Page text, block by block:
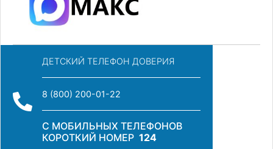
ДЕТСКИЙ ТЕЛЕФОН ДОВЕРИЯ
8 (800) 200-01-22
С МОБИЛЬНЫХ ТЕЛЕФОНОВ
КОРОТКИЙ НОМЕР 124